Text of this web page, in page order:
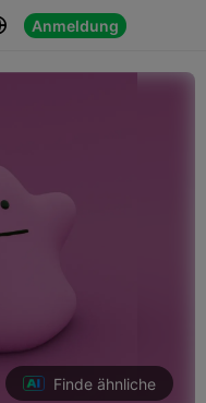
Anmeldung
 
Finde ähnliche